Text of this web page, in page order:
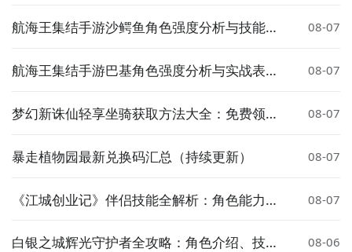
航海王集结手游沙鳄鱼角色强度分析与技能搭
08-07
航海王集结手游巴基角色强度分析与实战表现
08-07
梦幻新诛仙轻享坐骑获取方法大全：免费领取
08-07
暴走植物园最新兑换码汇总（持续更新） 08-07
《江城创业记》伴侣技能全解析：角色能力与
08-07
白银之城辉光守护者全攻略：角色介绍、技能
08-06